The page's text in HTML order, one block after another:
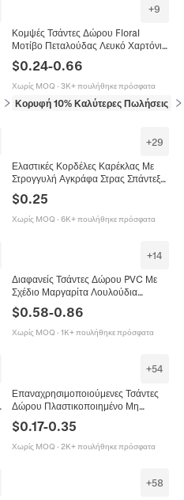
σε Είδη εκδηλώσεων και πάρτι
+9
Κομψές Τσάντες Δώρου Floral
Μοτίβο Πεταλούδας Λευκό Χαρτόνι
Φορητές Χάρτινες Τσάντες Με
Φιόγκο Από Μεταξωτή Κορδέλα Για
Γάμο Φεστιβάλ Πάρτι Γενέθλια
Διακοπές Vintage Στυλ
$0.24-0.66
Χωρίς MOQ · 3K+ πουλήθηκε πρόσφατα
Κορυφή 10% Καλύτερες Πωλήσεις
+29
Ελαστικές Κορδέλες Καρέκλας Με
Στρογγυλή Αγκράφα Στρας Σπάντεξ
Σατέν Γάλακτος Για Γάμο Δεξίωση
Πάρτι Μοντέρνα Διακόσμηση
$0.25
Χωρίς MOQ · 6K+ πουλήθηκε πρόσφατα
+14
Διαφανείς Τσάντες Δώρου PVC Με
Σχέδιο Μαργαρίτα Λουλούδια
Αστέρια Φορητές Τσάντες Λαβές Από
Δέρμα PU Φιόγκος
$0.58-0.86
Χωρίς MOQ · 1K+ πουλήθηκε πρόσφατα
+54
Επαναχρησιμοποιούμενες Τσάντες
Δώρου Πλαστικοποιημένο Μη
Στυλ Λουλούδια Τοπία Για Ψώνια
Γενέθλια Πάρτι
$0.17-0.35
Χωρίς MOQ · 2K+ πουλήθηκε πρόσφατα
+58